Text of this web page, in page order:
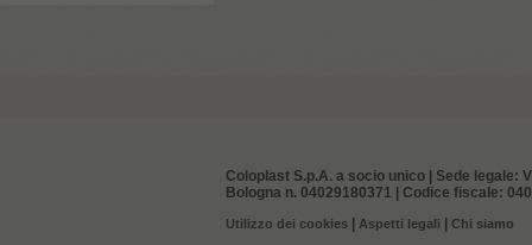
Coloplast S.p.A. a socio unico | Sede legale:
Bologna n. 04029180371 | Codice fiscale:
Utilizzo dei cookies Aspetti legali Chi siamo